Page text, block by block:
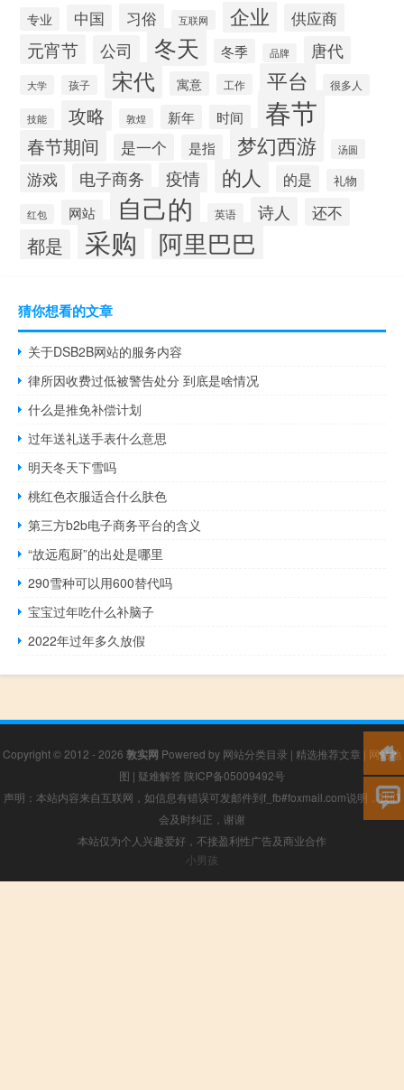
专业 中国 习俗 互联网 企业 供应商
元宵节 公司 冬天 冬季 品牌 唐代
大学 孩子 宋代 寓意 工作 平台 很多人
技能 攻略 敦煌 新年 时间 春节
春节期间 是一个 是指 梦幻西游 汤圆
游戏 电子商务 疫情 的人 的是 礼物
红包 网站 自己的 英语 诗人 还不
都是 采购 阿里巴巴
猜你想看的文章
关于DSB2B网站的服务内容
律所因收费过低被警告处分 到底是啥情况
什么是推免补偿计划
过年送礼送手表什么意思
明天冬天下雪吗
桃红色衣服适合什么肤色
第三方b2b电子商务平台的含义
“故远庖厨”的出处是哪里
290雪种可以用600替代吗
宝宝过年吃什么补脑子
2022年过年多久放假
Copyright © 2012 - 2026 敦实网 Powered by 网站分类目录 | 精选推荐文章 | 网站地
图 | 疑难解答 陕ICP备05009492号
声明：本站内容来自互联网，如信息有错误可发邮件到f_fb#foxmail.com说明，我们
会及时纠正，谢谢
本站仅为个人兴趣爱好，不接盈利性广告及商业合作
小男孩